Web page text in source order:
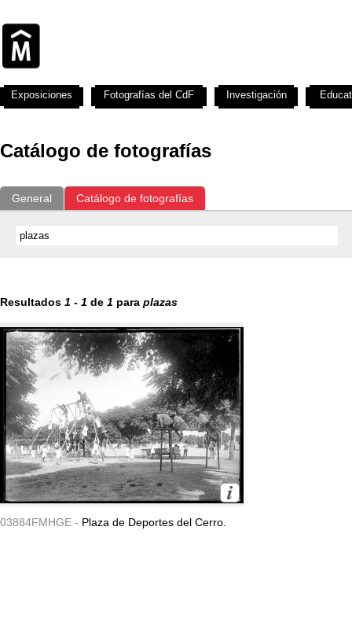
Catálogo de fotografías
General Catálogo de fotografías
Resultados 1 - 1 de 1 para plazas
03884FMHGE - Plaza de Deportes del Cerro.
Exposiciones Fotografías del CdF Investigación